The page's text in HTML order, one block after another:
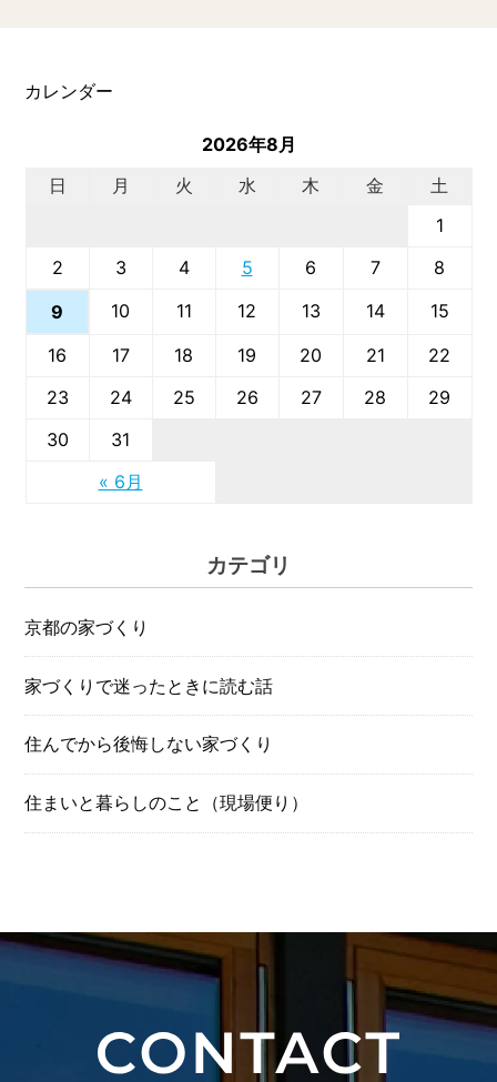
カレンダー
2026年8月
日
月 火 水 木 金 土
« 6月
1
2
3 4 5 6 7
8
9
10 11 12 13 14
15
16
17 18 19 20 21
22
23
24 25 26 27 28
29
30
31
カテゴリ
京都の家づくり
家づくりで迷ったときに読む話
住んでから後悔しない家づくり
住まいと暮らしのこと（現場便り）